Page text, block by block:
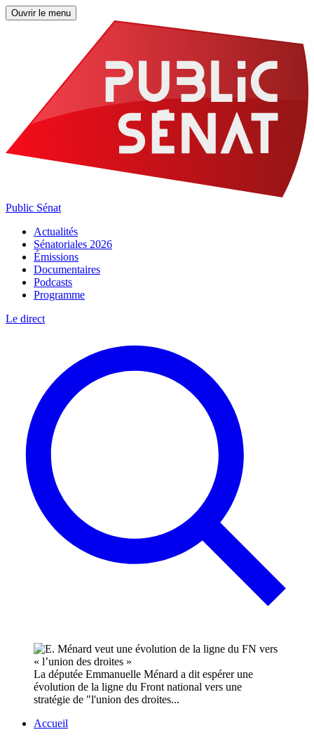
Ouvrir le menu
Public Sénat
Actualités
Sénatoriales 2026
Émissions
Documentaires
Podcasts
Programme
Le direct
La députée Emmanuelle Ménard a dit espérer une
évolution de la ligne du Front national vers une
stratégie de "l'union des droites...
Accueil